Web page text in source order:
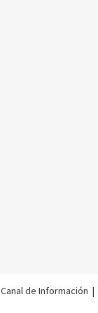
Canal de Información |